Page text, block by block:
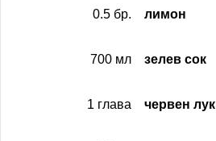
0.5 бр. лимон
700 мл зелев сок
1 глава червен лук